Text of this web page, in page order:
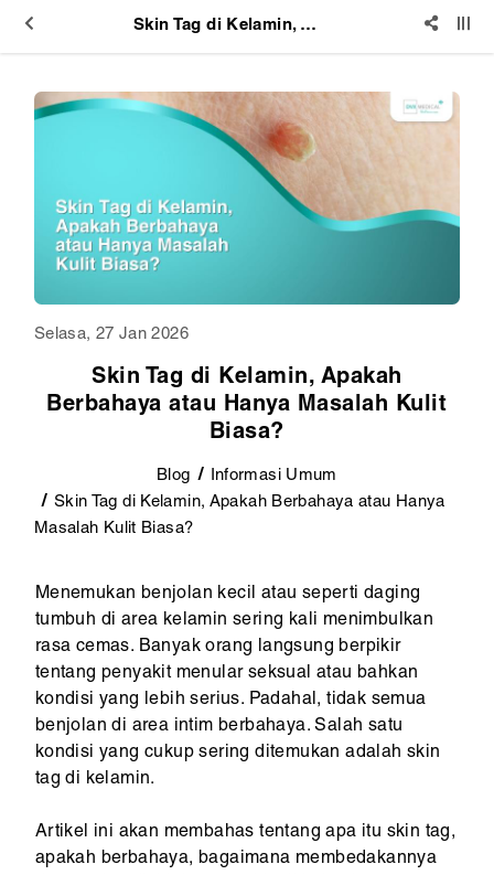
Skin Tag di Kelamin, Apakah Berbahaya atau Hanya Masalah Kulit Biasa?
Selasa, 27 Jan 2026
Skin Tag di Kelamin, Apakah
Berbahaya atau Hanya Masalah Kulit
Biasa?
Blog
Informasi Umum
Skin Tag di Kelamin, Apakah Berbahaya atau Hanya
Masalah Kulit Biasa?
Menemukan benjolan kecil atau seperti daging
tumbuh di area kelamin sering kali menimbulkan
rasa cemas. Banyak orang langsung berpikir
tentang penyakit menular seksual atau bahkan
kondisi yang lebih serius. Padahal, tidak semua
benjolan di area intim berbahaya. Salah satu
kondisi yang cukup sering ditemukan adalah skin
tag di kelamin.
Artikel ini akan membahas tentang apa itu skin tag,
apakah berbahaya, bagaimana membedakannya